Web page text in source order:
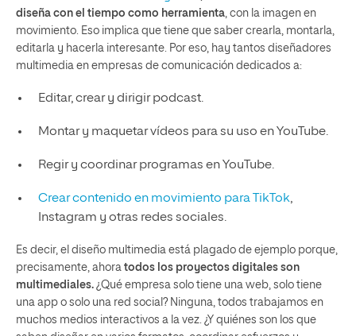
diseña con el tiempo como herramienta, con la imagen en
movimiento. Eso implica que tiene que saber crearla, montarla,
editarla y hacerla interesante. Por eso, hay tantos diseñadores
multimedia en empresas de comunicación dedicados a:
Editar, crear y dirigir podcast.
Montar y maquetar vídeos para su uso en YouTube.
Regir y coordinar programas en YouTube.
Crear contenido en movimiento para TikTok,
Instagram y otras redes sociales.
Es decir, el diseño multimedia está plagado de ejemplo porque,
precisamente, ahora todos los proyectos digitales son
multimediales. ¿Qué empresa solo tiene una web, solo tiene
una app o solo una red social? Ninguna, todos trabajamos en
muchos medios interactivos a la vez. ¿Y quiénes son los que